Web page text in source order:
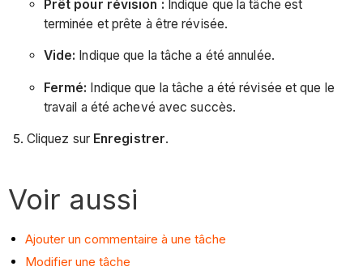
Prêt pour révision : Indique que la tâche est
terminée et prête à être révisée.
Vide: Indique que la tâche a été annulée.
Fermé: Indique que la tâche a été révisée et que le
travail a été achevé avec succès.
Cliquez sur Enregistrer.
Voir aussi
Ajouter un commentaire à une tâche
Modifier une tâche